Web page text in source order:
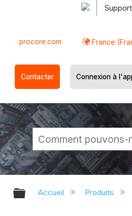
Support
procore.com France
Contacter Connexion à
Développer/
Accueil Produits